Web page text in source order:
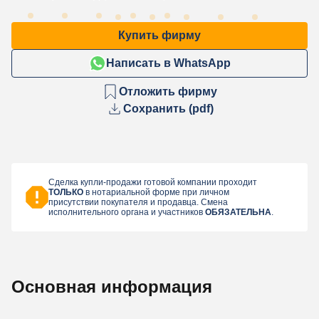
Купить фирму
Написать в WhatsApp
Отложить фирму
Сохранить (pdf)
Сделка купли-продажи готовой компании проходит
ТОЛЬКО в нотариальной форме при личном
присутствии покупателя и продавца. Смена
исполнительного органа и участников ОБЯЗАТЕЛЬНА.
Основная информация